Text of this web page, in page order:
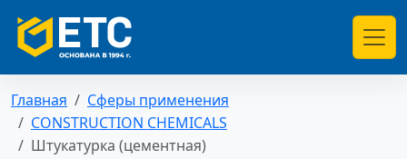
Главная
Сферы применения
CONSTRUCTION CHEMICALS
Штукатурка (цементная)